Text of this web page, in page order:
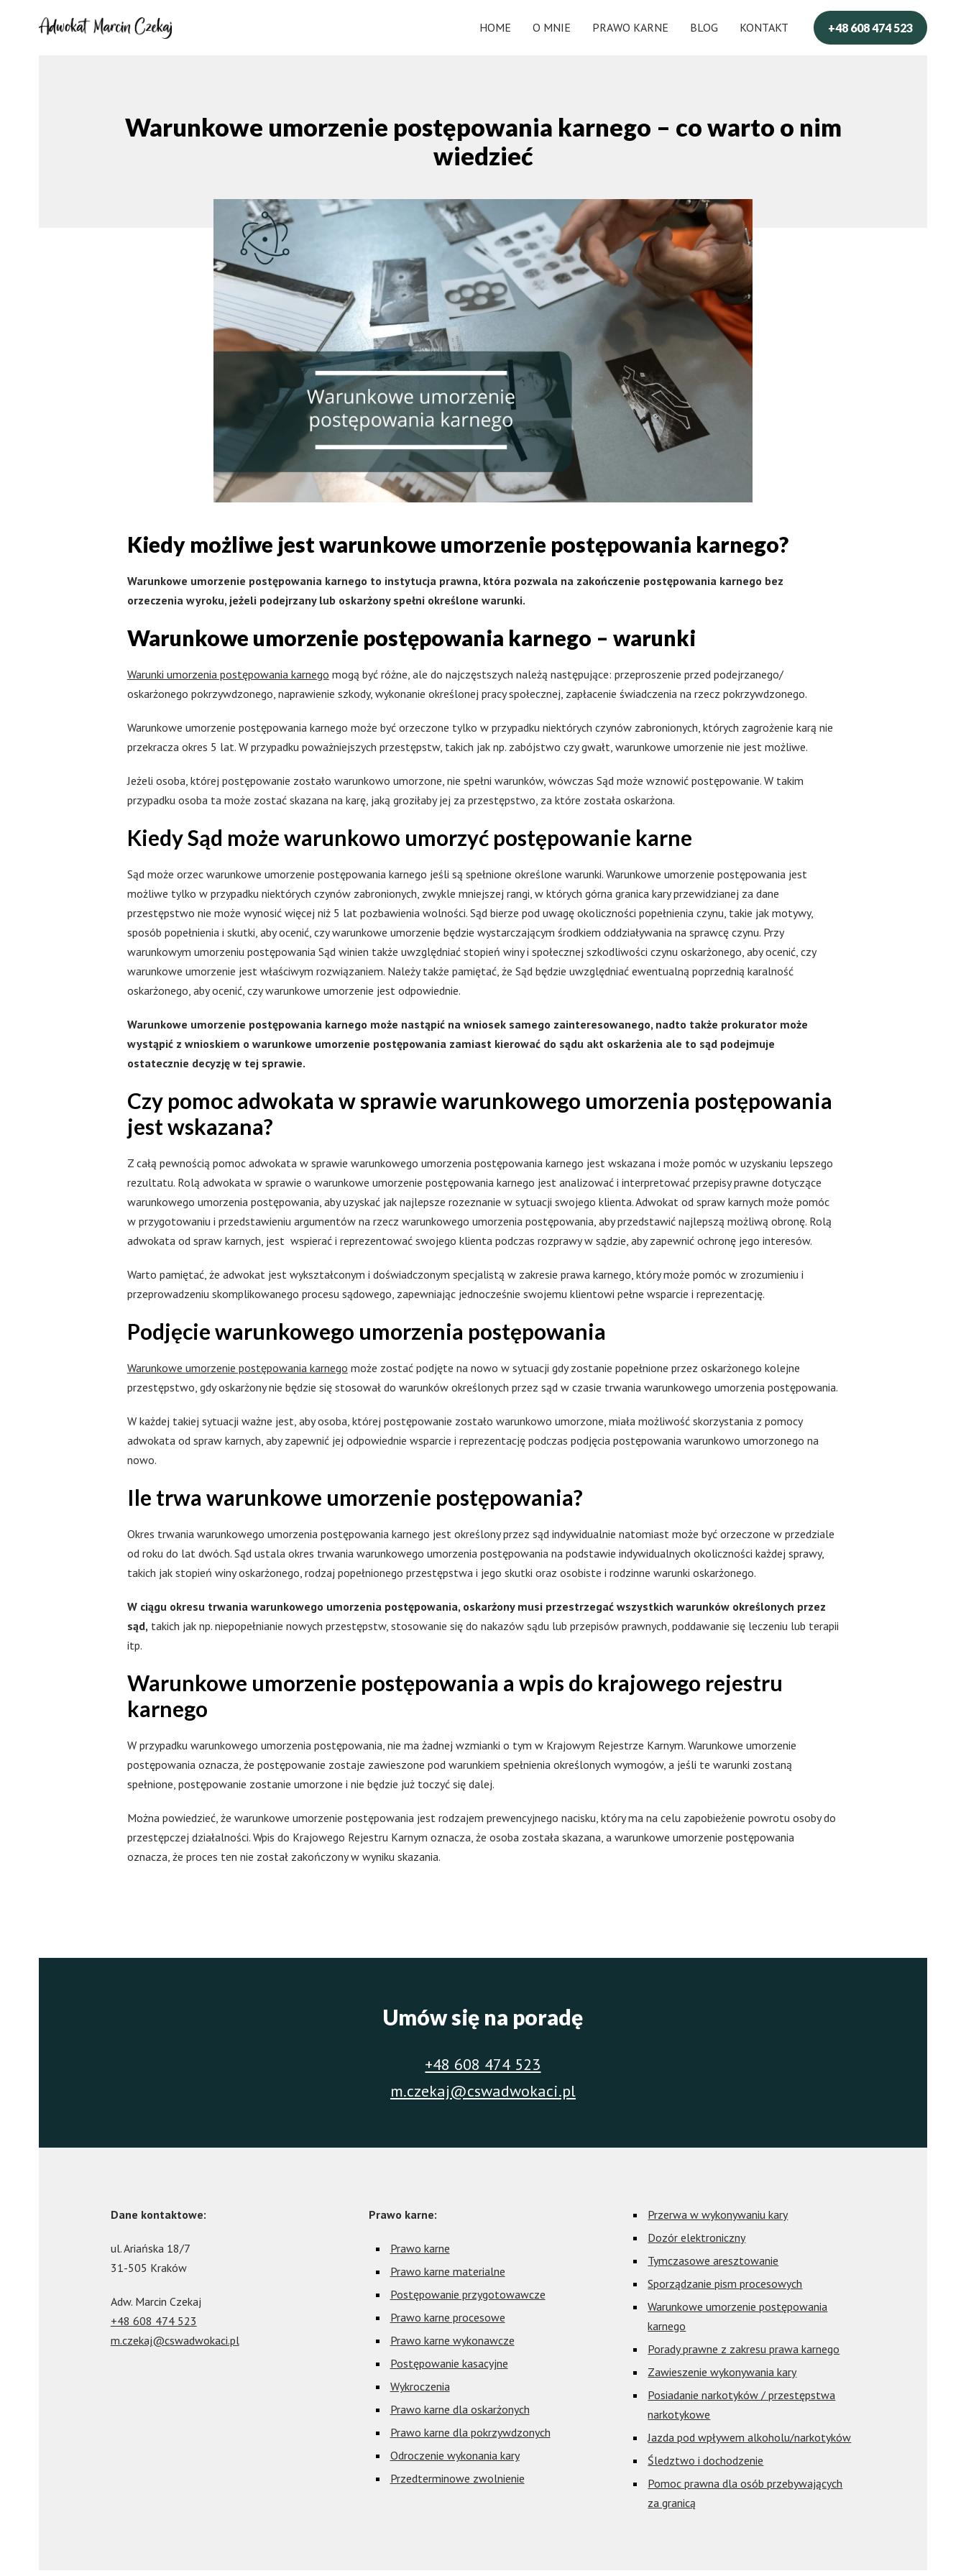
HOME O MNIE PRAWO KARNE BLOG KONTAKT +48 608 474 523
Warunkowe umorzenie postępowania karnego – co warto o nim
wiedzieć
Kiedy możliwe jest warunkowe umorzenie postępowania karnego?
Warunkowe umorzenie postępowania karnego to instytucja prawna, która pozwala na zakończenie postępowania karnego bez
orzeczenia wyroku, jeżeli podejrzany lub oskarżony spełni określone warunki.
Warunkowe umorzenie postępowania karnego – warunki
Warunki umorzenia postępowania karnego mogą być różne, ale do najczęstszych należą następujące: przeproszenie przed podejrzanego/
oskarżonego pokrzywdzonego, naprawienie szkody, wykonanie określonej pracy społecznej, zapłacenie świadczenia na rzecz pokrzywdzonego.
Warunkowe umorzenie postępowania karnego może być orzeczone tylko w przypadku niektórych czynów zabronionych, których zagrożenie karą nie
przekracza okres 5 lat. W przypadku poważniejszych przestępstw, takich jak np. zabójstwo czy gwałt, warunkowe umorzenie nie jest możliwe.
Jeżeli osoba, której postępowanie zostało warunkowo umorzone, nie spełni warunków, wówczas Sąd może wznowić postępowanie. W takim
przypadku osoba ta może zostać skazana na karę, jaką groziłaby jej za przestępstwo, za które została oskarżona.
Kiedy Sąd może warunkowo umorzyć postępowanie karne
Sąd może orzec warunkowe umorzenie postępowania karnego jeśli są spełnione określone warunki. Warunkowe umorzenie postępowania jest
możliwe tylko w przypadku niektórych czynów zabronionych, zwykle mniejszej rangi, w których górna granica kary przewidzianej za dane
przestępstwo nie może wynosić więcej niż 5 lat pozbawienia wolności. Sąd bierze pod uwagę okoliczności popełnienia czynu, takie jak motywy,
sposób popełnienia i skutki, aby ocenić, czy warunkowe umorzenie będzie wystarczającym środkiem oddziaływania na sprawcę czynu. Przy
warunkowym umorzeniu postępowania Sąd winien także uwzględniać stopień winy i społecznej szkodliwości czynu oskarżonego, aby ocenić, czy
warunkowe umorzenie jest właściwym rozwiązaniem. Należy także pamiętać, że Sąd będzie uwzględniać ewentualną poprzednią karalność
oskarżonego, aby ocenić, czy warunkowe umorzenie jest odpowiednie.
Warunkowe umorzenie postępowania karnego może nastąpić na wniosek samego zainteresowanego, nadto także prokurator może
wystąpić z wnioskiem o warunkowe umorzenie postępowania zamiast kierować do sądu akt oskarżenia ale to sąd podejmuje
ostatecznie decyzję w tej sprawie.
Czy pomoc adwokata w sprawie warunkowego umorzenia postępowania
jest wskazana?
Z całą pewnością pomoc adwokata w sprawie warunkowego umorzenia postępowania karnego jest wskazana i może pomóc w uzyskaniu lepszego
rezultatu. Rolą adwokata w sprawie o warunkowe umorzenie postępowania karnego jest analizować i interpretować przepisy prawne dotyczące
warunkowego umorzenia postępowania, aby uzyskać jak najlepsze rozeznanie w sytuacji swojego klienta. Adwokat od spraw karnych może pomóc
w przygotowaniu i przedstawieniu argumentów na rzecz warunkowego umorzenia postępowania, aby przedstawić najlepszą możliwą obronę. Rolą
adwokata od spraw karnych, jest wspierać i reprezentować swojego klienta podczas rozprawy w sądzie, aby zapewnić ochronę jego interesów.
Warto pamiętać, że adwokat jest wykształconym i doświadczonym specjalistą w zakresie prawa karnego, który może pomóc w zrozumieniu i
przeprowadzeniu skomplikowanego procesu sądowego, zapewniając jednocześnie swojemu klientowi pełne wsparcie i reprezentację.
Podjęcie warunkowego umorzenia postępowania
Warunkowe umorzenie postępowania karnego może zostać podjęte na nowo w sytuacji gdy zostanie popełnione przez oskarżonego kolejne
przestępstwo, gdy oskarżony nie będzie się stosował do warunków określonych przez sąd w czasie trwania warunkowego umorzenia postępowania.
W każdej takiej sytuacji ważne jest, aby osoba, której postępowanie zostało warunkowo umorzone, miała możliwość skorzystania z pomocy
adwokata od spraw karnych, aby zapewnić jej odpowiednie wsparcie i reprezentację podczas podjęcia postępowania warunkowo umorzonego na
nowo.
Ile trwa warunkowe umorzenie postępowania?
Okres trwania warunkowego umorzenia postępowania karnego jest określony przez sąd indywidualnie natomiast może być orzeczone w przedziale
od roku do lat dwóch. Sąd ustala okres trwania warunkowego umorzenia postępowania na podstawie indywidualnych okoliczności każdej sprawy,
takich jak stopień winy oskarżonego, rodzaj popełnionego przestępstwa i jego skutki oraz osobiste i rodzinne warunki oskarżonego.
W ciągu okresu trwania warunkowego umorzenia postępowania, oskarżony musi przestrzegać wszystkich warunków określonych przez
sąd, takich jak np. niepopełnianie nowych przestępstw, stosowanie się do nakazów sądu lub przepisów prawnych, poddawanie się leczeniu lub terapii
itp.
Warunkowe umorzenie postępowania a wpis do krajowego rejestru
karnego
W przypadku warunkowego umorzenia postępowania, nie ma żadnej wzmianki o tym w Krajowym Rejestrze Karnym. Warunkowe umorzenie
postępowania oznacza, że postępowanie zostaje zawieszone pod warunkiem spełnienia określonych wymogów, a jeśli te warunki zostaną
spełnione, postępowanie zostanie umorzone i nie będzie już toczyć się dalej.
Można powiedzieć, że warunkowe umorzenie postępowania jest rodzajem prewencyjnego nacisku, który ma na celu zapobieżenie powrotu osoby do
przestępczej działalności. Wpis do Krajowego Rejestru Karnym oznacza, że osoba została skazana, a warunkowe umorzenie postępowania
oznacza, że proces ten nie został zakończony w wyniku skazania.
Umów się na poradę
+48 608 474 523
m.czekaj@cswadwokaci.pl
Dane kontaktowe:
ul. Ariańska 18/7
31-505 Kraków
Adw. Marcin Czekaj
+48 608 474 523
m.czekaj@cswadwokaci.pl
Prawo karne:
Prawo karne
Prawo karne materialne
Postępowanie przygotowawcze
Prawo karne procesowe
Prawo karne wykonawcze
Postępowanie kasacyjne
Wykroczenia
Prawo karne dla oskarżonych
Prawo karne dla pokrzywdzonych
Odroczenie wykonania kary
Przedterminowe zwolnienie
Przerwa w wykonywaniu kary
Dozór elektroniczny
Tymczasowe aresztowanie
Sporządzanie pism procesowych
Warunkowe umorzenie postępowania
karnego
Porady prawne z zakresu prawa karnego
Zawieszenie wykonywania kary
Posiadanie narkotyków / przestępstwa
narkotykowe
Jazda pod wpływem alkoholu/narkotyków
Śledztwo i dochodzenie
Pomoc prawna dla osób przebywających
za granicą